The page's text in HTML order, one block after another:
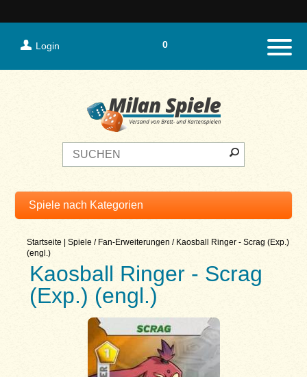
Login 0
Startseite |Spiele / Fan-Erweiterungen / Kaosball Ringer - Scrag (Exp.)
(engl.)
Kaosball Ringer - Scrag
(Exp.) (engl.)